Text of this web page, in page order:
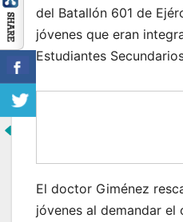
del Batallón 601 de
jóvenes que eran
Estudiantes
El doctor Giménez
jóvenes al demandar el